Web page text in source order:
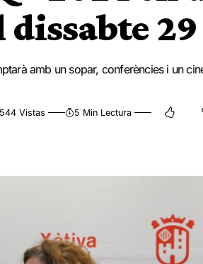
amb un sopar, conferències i un
544 Vistas 5 Min Lectura